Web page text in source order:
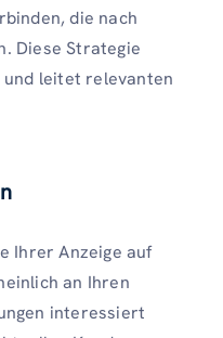
die nach
Diese Strategie
leitet relevanten
Ihrer Anzeige auf
an Ihren
interessiert